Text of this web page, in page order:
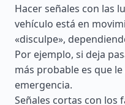
Hacer señales con las
vehículo está en
«disculpe»,
Por ejemplo, si deja
más probable es que
emergencia.
Señales cortas con los